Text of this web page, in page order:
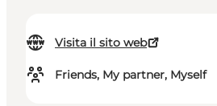
Visita il sito web
Friends, My partner, Myself